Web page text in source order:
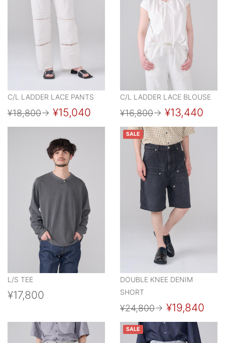
C/L LADDER LACE PANTS
¥18,800→ ¥15,040
C/L LADDER LACE BLOUSE
¥16,800→ ¥13,440
L/S TEE
¥17,800
SALE
DOUBLE KNEE DENIM
SHORT
¥24,800→ ¥19,840
SALE